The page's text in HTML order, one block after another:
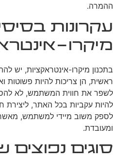
ההמרה.
עקרונות
מיקרו-
בתכנון מיקרו-אינטראקציות, יש
ראשית, הן צריכות להיות פשוטות
לשפר את חווית המשתמש, לא
להיות עקביות בכל האתר, ליצירת
לספק משוב מיידי למשתמש,
ומעובדת.
סוגים נפוצים